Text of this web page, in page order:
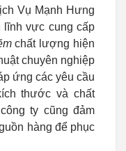
Vụ Mạnh Hưng
lĩnh vực cung cấp
chất lượng hiện
chuyên nghiệp
ứng các yêu cầu
thước và chất
ty cũng đảm
hàng để phục